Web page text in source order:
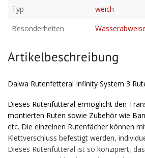
Typ
weich
Besonderheiten
Artikelbeschreibung
Daiwa Rutenfetteral Infinity System 3
Dieses Rutenfutteral ermöglicht den
montierten Ruten sowie Zubehör wie
etc. Die einzelnen Rutenfächer können
Klettverschluss befestigt werden,
Dieses Rutenfutteral ist so konzipiert,